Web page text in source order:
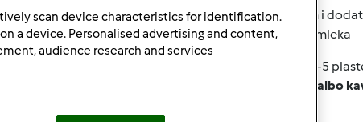
kromki grahama z masłem( bez -białym twarozkiem i
herbata czarna bez cukru, kawa z ekspresuz odrobina mleka
11,30) dwie kromki grahama z wędlina drobiowa ok.4-5
zjedz albo twarożek, albo owoc, albo 2 białka kurze, albo
scan device characteristics for identification.
a device. Personalised advertising and content,
audience research and services